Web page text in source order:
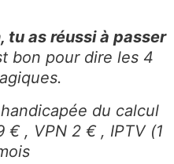
tu as réussi à passer
bon pour dire les 4
du calcul
€ , VPN 2 € , IPTV (1